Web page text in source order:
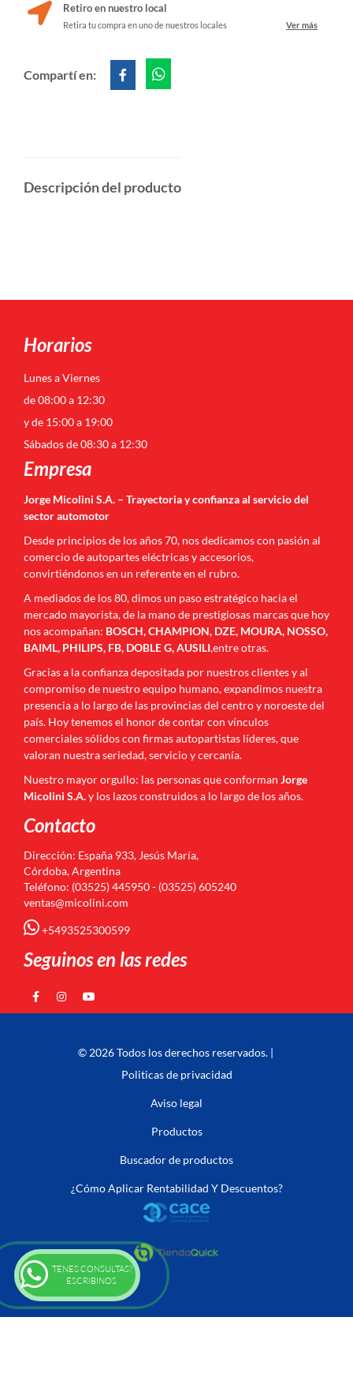
Retiro en nuestro local
Retira tu compra en uno de nuestros locales Ver más
Compartí en:
Descripción del producto
Horarios
Lunes a Viernes
de 08:00 a 12:30
y de 15:00 a 19:00
Sábados de 08:30 a 12:30
Empresa
Jorge Micolini S.A. – Trayectoria y confianza al servicio del
sector automotor
Desde principios de los años 70, nos dedicamos con pasión al
comercio de autopartes eléctricas y accesorios,
convirtiéndonos en un referente en el rubro.
A mediados de los 80, dimos un paso estratégico hacia el
mercado mayorista, de la mano de prestigiosas marcas que hoy
nos acompañan: BOSCH, CHAMPION, DZE, MOURA, NOSSO,
BAIML, PHILIPS, FB, DOBLE G, AUSILI,entre otras.
Gracias a la confianza depositada por nuestros clientes y al
compromiso de nuestro equipo humano, expandimos nuestra
presencia a lo largo de las provincias del centro y noroeste del
país. Hoy tenemos el honor de contar con vínculos
comerciales sólidos con firmas autopartistas líderes, que
valoran nuestra seriedad, servicio y cercanía.
Nuestro mayor orgullo: las personas que conforman Jorge
Micolini S.A.y los lazos construidos a lo largo de los años.
Contacto
Dirección: España 933, Jesús María,
Córdoba, Argentina
Teléfono: (03525) 445950 - (03525) 605240
ventas@micolini.com
+5493525300599
Seguinos en las redes
© 2026 Todos los derechos reservados. |
Politicas de privacidad
Aviso legal
Productos
Buscador de productos
¿Cómo Aplicar Rentabilidad Y Descuentos?
TENES CONSULTAS?
ESCRIBINOS